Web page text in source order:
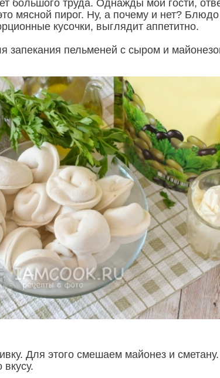
большого труда. Однажды мои гости,
мясной пирог. Ну, а почему и нет? Блюдо
кусочки, выглядит аппетитно.
запекания пельменей с сыром и
Для этого смешаем майонез и сметану.